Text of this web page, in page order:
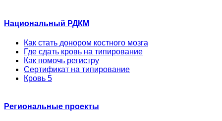
Национальный РДКМ
Как стать донором костного мозга
Где сдать кровь на типирование
Как помочь регистру
Сертификат на типирование
Кровь 5
Региональные проекты